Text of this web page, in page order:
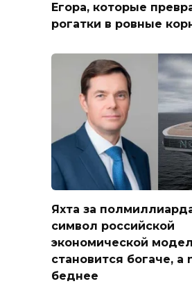
Егора, которые
рогатки в ровные
Яхта за
символ российской
экономической
становится богаче,
беднее